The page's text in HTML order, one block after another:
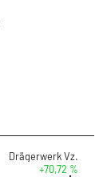
Drägerwerk Vz.
+70,72 %